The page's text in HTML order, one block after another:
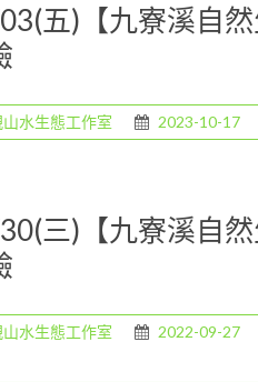
五)【九寮溪自
山水生態工作室 2023-10-17
三)【九寮溪自
山水生態工作室 2022-09-27